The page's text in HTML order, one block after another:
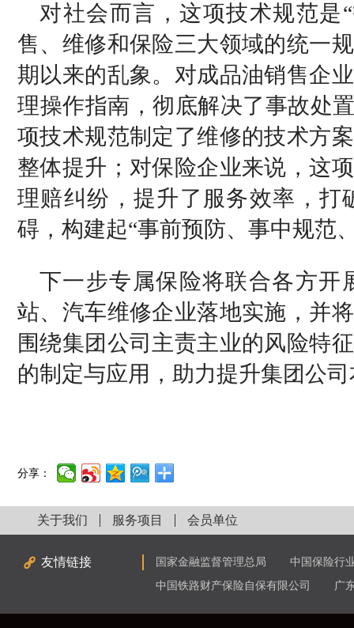
对社会而言，这项技术规范是
售、维修和保险三大领域的统一
期以来的乱象。对成品油销售企
理操作指南，彻底解决了事故处
项技术规范制定了维修的技术方
整体提升；对保险企业来说，这
理赔纠纷，提升了服务效率，
碍，构建起“事前预防、事中规范
下一步专属保险将联合各方开
站、汽车维修企业落地实施，并
围绕集团公司主责主业的风险特
的制定与应用，助力提升集团公
分享：
关于我们 服务项目 会员单位
友情链接 国家金融监督管理总局
中国保险行
中国铁路财产保险自保有限公司
广